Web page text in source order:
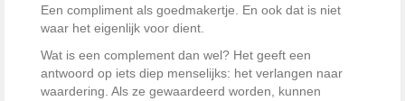
Een compliment als goedmakertje. En ook dat is niet
waar het eigenlijk voor dient.
Wat is een complement dan wel? Het geeft een
antwoord op iets diep menselijks: het verlangen naar
waardering. Als ze gewaardeerd worden, kunnen